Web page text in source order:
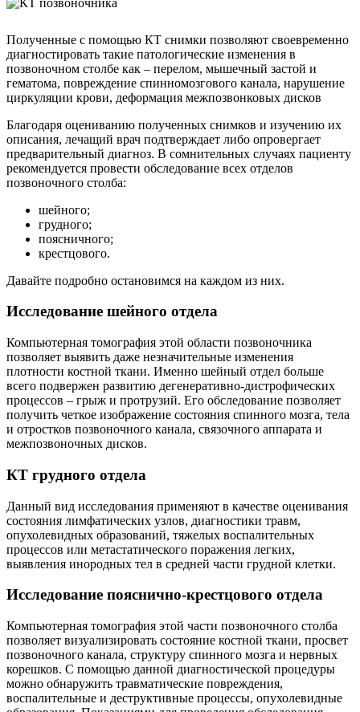
Полученные с помощью КТ снимки позволяют своевременно
диагностировать такие патологические изменения в
позвоночном столбе как – перелом, мышечный застой и
гематома, повреждение спинномозгового канала, нарушение
циркуляции крови, деформация межпозвонковых дисков
Благодаря оцениванию полученных снимков и изучению их
описания, лечащий врач подтверждает либо опровергает
предварительный диагноз. В сомнительных случаях пациенту
рекомендуется провести обследование всех отделов
позвоночного столба:
шейного;
грудного;
поясничного;
крестцового.
Давайте подробно остановимся на каждом из них.
Исследование шейного отдела
Компьютерная томография этой области позвоночника
позволяет выявить даже незначительные изменения
плотности костной ткани. Именно шейный отдел больше
всего подвержен развитию дегенеративно-дистрофических
процессов – грыж и протрузий. Его обследование позволяет
получить четкое изображение состояния спинного мозга, тела
и отростков позвоночного канала, связочного аппарата и
межпозвоночных дисков.
КТ грудного отдела
Данный вид исследования применяют в качестве оценивания
состояния лимфатических узлов, диагностики травм,
опухолевидных образований, тяжелых воспалительных
процессов или метастатического поражения легких,
выявления инородных тел в средней части грудной клетки.
Исследование пояснично-крестцового отдела
Компьютерная томография этой части позвоночного столба
позволяет визуализировать состояние костной ткани, просвет
позвоночного канала, структуру спинного мозга и нервных
корешков. С помощью данной диагностической процедуры
можно обнаружить травматические повреждения,
воспалительные и деструктивные процессы, опухолевидные